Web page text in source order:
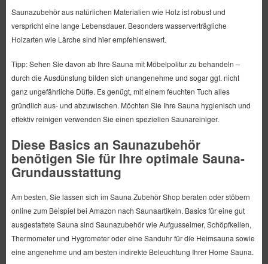
Saunazubehör aus natürlichen Materialien wie Holz ist robust und
verspricht eine lange Lebensdauer. Besonders wasserverträgliche
Holzarten wie Lärche sind hier empfehlenswert.
Tipp: Sehen Sie davon ab Ihre Sauna mit Möbelpolitur zu behandeln –
durch die Ausdünstung bilden sich unangenehme und sogar ggf. nicht
ganz ungefährliche Düfte. Es genügt, mit einem feuchten Tuch alles
gründlich aus- und abzuwischen. Möchten Sie Ihre Sauna hygienisch und
effektiv reinigen verwenden Sie einen speziellen Saunareiniger.
Diese Basics an Saunazubehör
benötigen Sie für Ihre optimale Sauna-
Grundausstattung
Am besten, Sie lassen sich im Sauna Zubehör Shop beraten oder stöbern
online zum Beispiel bei Amazon nach Saunaartikeln. Basics für eine gut
ausgestattete Sauna sind Saunazubehör wie Aufgusseimer, Schöpfkellen,
Thermometer und Hygrometer oder eine Sanduhr für die Heimsauna sowie
eine angenehme und am besten indirekte Beleuchtung Ihrer Home Sauna.